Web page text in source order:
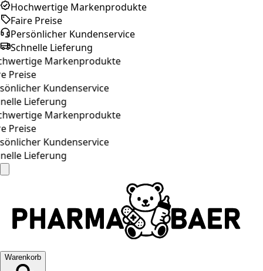
Hochwertige Markenprodukte
Faire Preise
Persönlicher Kundenservice
Schnelle Lieferung
Markenprodukte
Preise
Kundenservice
Lieferung
Markenprodukte
Preise
Kundenservice
Lieferung
Warenkorb